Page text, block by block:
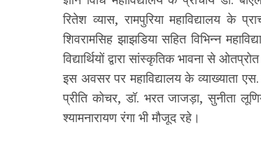
रितेश व्यास, रामपुरिया महाविद्यालय के
शिवरामसिह झाझडिया सहित विभिन्न
विद्यार्थियों द्वारा सांस्कृतिक भावना से
इस अवसर पर महाविद्यालय के व्याख्याता
प्रीति कोचर, डॉ. भरत जाजड़ा, सुनीता
श्यामनारायण रंगा भी मौजूद रहे।